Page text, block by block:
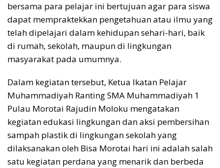
bersama para pelajar ini bertujuan agar para siswa
dapat mempraktekkan pengetahuan atau ilmu yang
telah dipelajari dalam kehidupan sehari-hari, baik
di rumah, sekolah, maupun di lingkungan
masyarakat pada umumnya.
Dalam kegiatan tersebut, Ketua Ikatan Pelajar
Muhammadiyah Ranting SMA Muhammadiyah 1
Pulau Morotai Rajudin Moloku mengatakan
kegiatan edukasi lingkungan dan aksi pembersihan
sampah plastik di lingkungan sekolah yang
dilaksanakan oleh Bisa Morotai hari ini adalah salah
satu kegiatan perdana yang menarik dan berbeda